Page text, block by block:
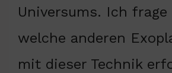
Universums. Ich frage
welche anderen
mit dieser Technik